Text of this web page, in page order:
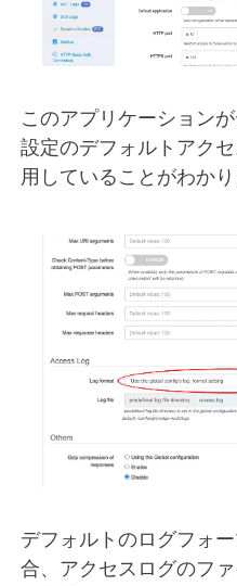
このアプリケーション
設定のデフォルトアク
用していることがわかり
デフォルトのログフォ
合、アクセスログのフ